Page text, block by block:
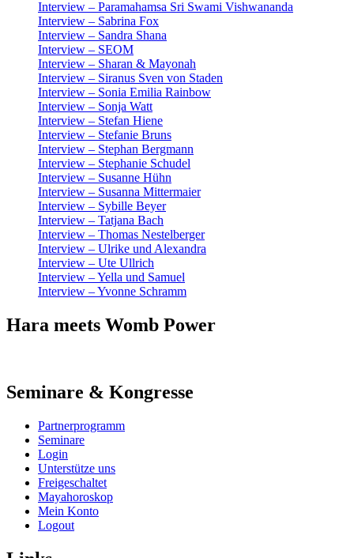
Interview – Paramahamsa Sri Swami Vishwananda
Interview – Sabrina Fox
Interview – Sandra Shana
Interview – SEOM
Interview – Sharan & Mayonah
Interview – Siranus Sven von Staden
Interview – Sonia Emilia Rainbow
Interview – Sonja Watt
Interview – Stefan Hiene
Interview – Stefanie Bruns
Interview – Stephan Bergmann
Interview – Stephanie Schudel
Interview – Susanne Hühn
Interview – Susanna Mittermaier
Interview – Sybille Beyer
Interview – Tatjana Bach
Interview – Thomas Nestelberger
Interview – Ulrike und Alexandra
Interview – Ute Ullrich
Interview – Yella und Samuel
Interview – Yvonne Schramm
Hara meets Womb Power
Seminare & Kongresse
Partnerprogramm
Seminare
Login
Unterstütze uns
Freigeschaltet
Mayahoroskop
Mein Konto
Logout